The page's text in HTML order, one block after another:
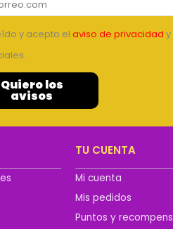
y acepto el aviso de privacidad
Quiero los
avisos
TU CUENTA
Mi cuenta
Mis pedidos
Puntos y